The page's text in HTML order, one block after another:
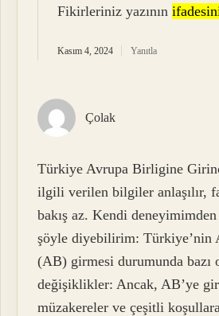
Fikirleriniz yazının
Kasım 4, 2024 Yanıtla
Çolak
Türkiye Avrupa Birligine
ilgili verilen bilgiler anlaşılır,
bakış az. Kendi
şöyle diyebilirim: Türkiye’nin
(AB) girmesi durumunda bazı
değişiklikler: Ancak, AB’ye
müzakereler ve çeşitli